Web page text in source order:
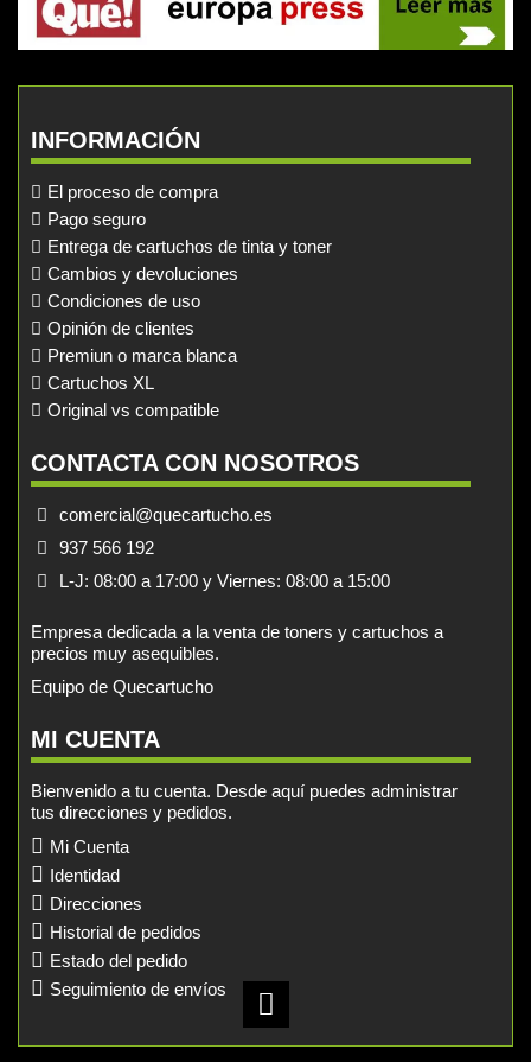
INFORMACIÓN
El proceso de compra
Pago seguro
Entrega de cartuchos de tinta y toner
Cambios y devoluciones
Condiciones de uso
Opinión de clientes
Premiun o marca blanca
Cartuchos XL
Original vs compatible
CONTACTA CON NOSOTROS
comercial@quecartucho.es
937 566 192
L-J: 08:00 a 17:00 y Viernes: 08:00 a 15:00
Empresa dedicada a la venta de toners y cartuchos a
precios muy asequibles.
Equipo de Quecartucho
MI CUENTA
Bienvenido a tu cuenta. Desde aquí puedes administrar
tus direcciones y pedidos.
Mi Cuenta
Identidad
Direcciones
Historial de pedidos
Estado del pedido
Seguimiento de envíos